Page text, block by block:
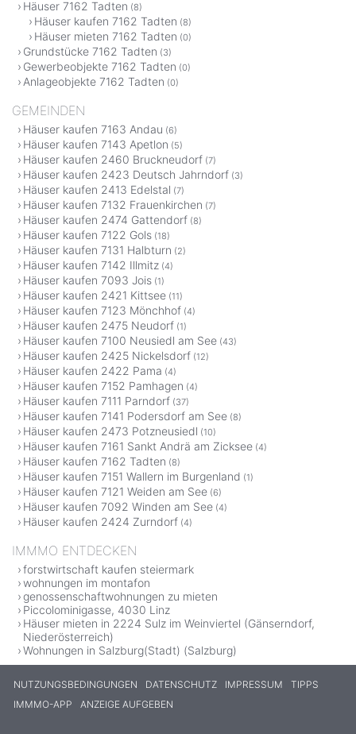
Häuser 7162 Tadten (8)
Häuser kaufen 7162 Tadten (8)
Häuser mieten 7162 Tadten (0)
Grundstücke 7162 Tadten (3)
Gewerbeobjekte 7162 Tadten (0)
Anlageobjekte 7162 Tadten (0)
GEMEINDEN
Häuser kaufen 7163 Andau (6)
Häuser kaufen 7143 Apetlon (5)
Häuser kaufen 2460 Bruckneudorf (7)
Häuser kaufen 2423 Deutsch Jahrndorf (3)
Häuser kaufen 2413 Edelstal (7)
Häuser kaufen 7132 Frauenkirchen (7)
Häuser kaufen 2474 Gattendorf (8)
Häuser kaufen 7122 Gols (18)
Häuser kaufen 7131 Halbturn (2)
Häuser kaufen 7142 Illmitz (4)
Häuser kaufen 7093 Jois (1)
Häuser kaufen 2421 Kittsee (11)
Häuser kaufen 7123 Mönchhof (4)
Häuser kaufen 2475 Neudorf (1)
Häuser kaufen 7100 Neusiedl am See (43)
Häuser kaufen 2425 Nickelsdorf (12)
Häuser kaufen 2422 Pama (4)
Häuser kaufen 7152 Pamhagen (4)
Häuser kaufen 7111 Parndorf (37)
Häuser kaufen 7141 Podersdorf am See (8)
Häuser kaufen 2473 Potzneusiedl (10)
Häuser kaufen 7161 Sankt Andrä am Zicksee (4)
Häuser kaufen 7162 Tadten (8)
Häuser kaufen 7151 Wallern im Burgenland (1)
Häuser kaufen 7121 Weiden am See (6)
Häuser kaufen 7092 Winden am See (4)
Häuser kaufen 2424 Zurndorf (4)
IMMMO ENTDECKEN
forstwirtschaft kaufen steiermark
wohnungen im montafon
genossenschaftwohnungen zu mieten
Piccolominigasse, 4030 Linz
Häuser mieten in 2224 Sulz im Weinviertel (Gänserndorf,
Niederösterreich)
Wohnungen in Salzburg(Stadt) (Salzburg)
NUTZUNGSBEDINGUNGEN DATENSCHUTZ IMPRESSUM
TIPPS
IMMMO-APP
ANZEIGE AUFGEBEN